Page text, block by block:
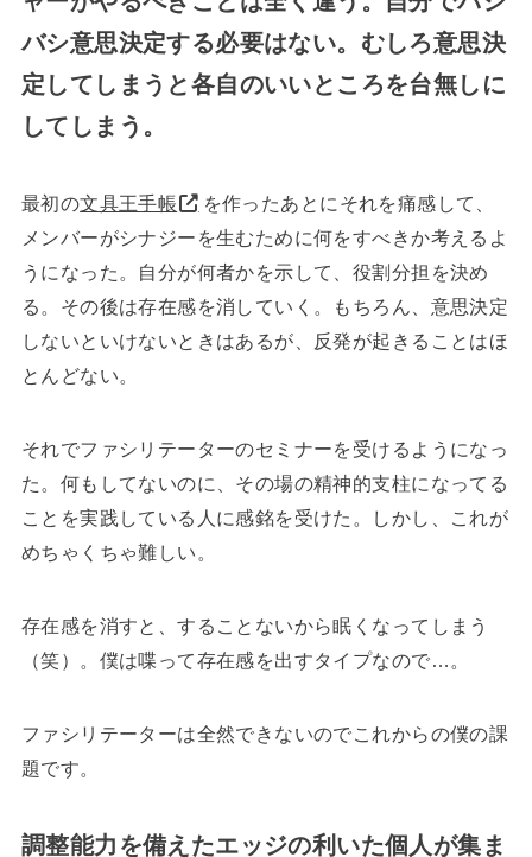
バシ意思決定する必要はない。むしろ意思決
定してしまうと各自のいいところを台無しに
してしまう。
最初の文具王手帳
を作ったあとにそれを痛感して、
メンバーがシナジーを生むために何をすべきか考えるよ
うになった。自分が何者かを示して、役割分担を決め
る。その後は存在感を消していく。もちろん、意思決定
しないといけないときはあるが、反発が起きることはほ
とんどない。
それでファシリテーターのセミナーを受けるようになっ
た。何もしてないのに、その場の精神的支柱になってる
ことを実践している人に感銘を受けた。しかし、これが
めちゃくちゃ難しい。
存在感を消すと、することないから眠くなってしまう
（笑）。僕は喋って存在感を出すタイプなので…。
ファシリテーターは全然できないのでこれからの僕の課
題です。
調整能力を備えたエッジの利いた個人が集ま